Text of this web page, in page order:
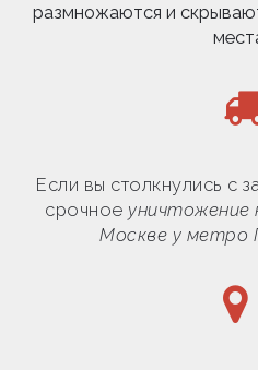
размножаются и
Если вы столкнулись с
срочное уничтожение
Москве у метро